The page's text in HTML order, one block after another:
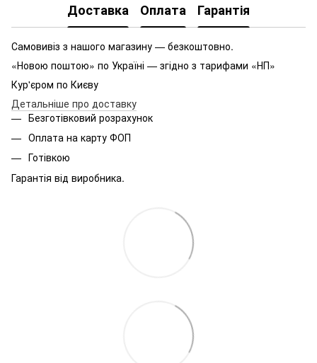
Доставка Оплата Гарантія
Самовивіз з нашого магазину — безкоштовно.
«Новою поштою» по Україні — згідно з тарифами «НП»
Кур'єром по Києву
Детальніше про доставку
Безготівковий розрахунок
Оплата на карту ФОП
Готівкою
Гарантія від виробника.